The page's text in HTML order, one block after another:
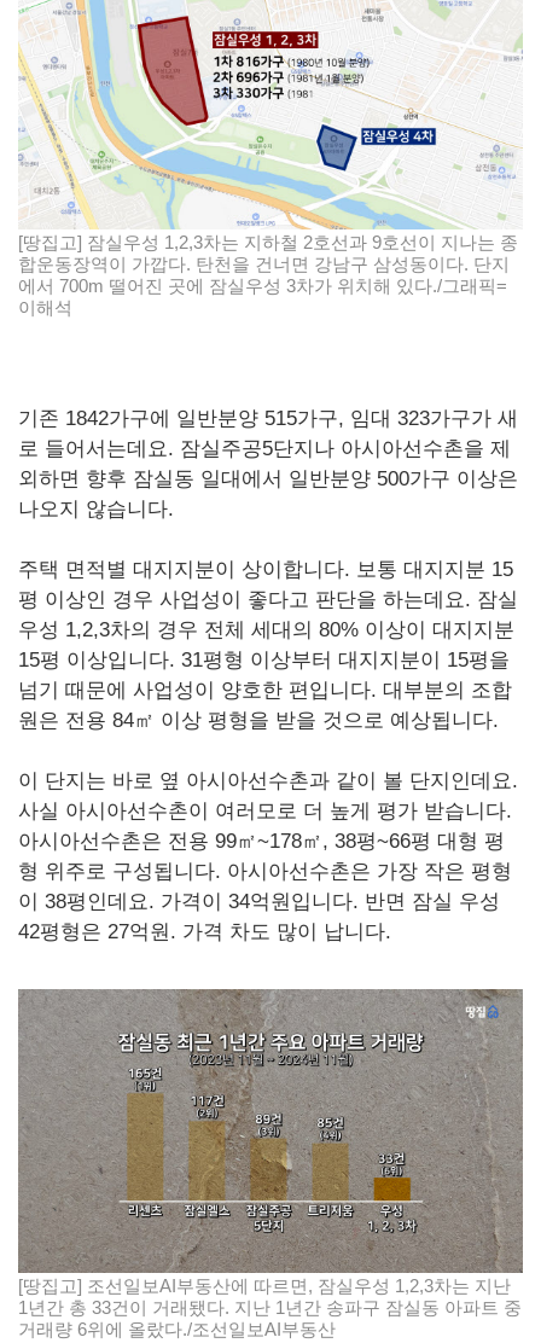
[땅집고] 잠실우성 1,2,3차는 지하철 2호선과 9호선이 지나는 종
합운동장역이 가깝다. 탄천을 건너면 강남구 삼성동이다. 단지
에서 700m 떨어진 곳에 잠실우성 3차가 위치해 있다./그래픽=
이해석
기존 1842가구에 일반분양 515가구, 임대 323가구가 새
로 들어서는데요. 잠실주공5단지나 아시아선수촌을 제
외하면 향후 잠실동 일대에서 일반분양 500가구 이상은
나오지 않습니다.
주택 면적별 대지지분이 상이합니다. 보통 대지지분 15
평 이상인 경우 사업성이 좋다고 판단을 하는데요. 잠실
우성 1,2,3차의 경우 전체 세대의 80% 이상이 대지지분
15평 이상입니다. 31평형 이상부터 대지지분이 15평을
넘기 때문에 사업성이 양호한 편입니다. 대부분의 조합
원은 전용 84㎡ 이상 평형을 받을 것으로 예상됩니다.
이 단지는 바로 옆 아시아선수촌과 같이 볼 단지인데요.
사실 아시아선수촌이 여러모로 더 높게 평가 받습니다.
아시아선수촌은 전용 99㎡~178㎡, 38평~66평 대형 평
형 위주로 구성됩니다. 아시아선수촌은 가장 작은 평형
이 38평인데요. 가격이 34억원입니다. 반면 잠실 우성
42평형은 27억원. 가격 차도 많이 납니다.
[땅집고] 조선일보AI부동산에 따르면, 잠실우성 1,2,3차는 지난
1년간 총 33건이 거래됐다. 지난 1년간 송파구 잠실동 아파트 중
거래량 6위에 올랐다./조선일보AI부동산